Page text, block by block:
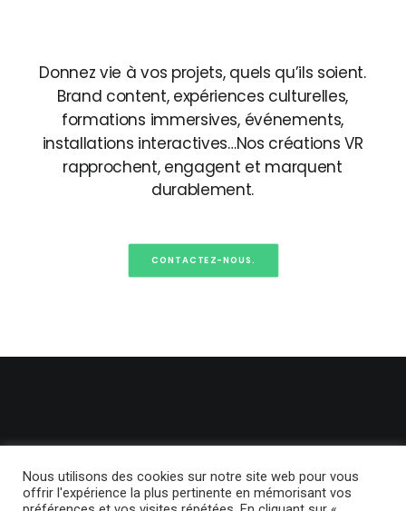
Donnez vie à vos projets, quels qu’ils soient.
Brand content, expériences culturelles,
formations immersives, événements,
installations interactives…Nos créations VR
rapprochent, engagent et marquent
durablement.
CONTACTEZ-NOUS.
Nous utilisons des cookies sur notre site web pour vous
offrir l'expérience la plus pertinente en mémorisant vos